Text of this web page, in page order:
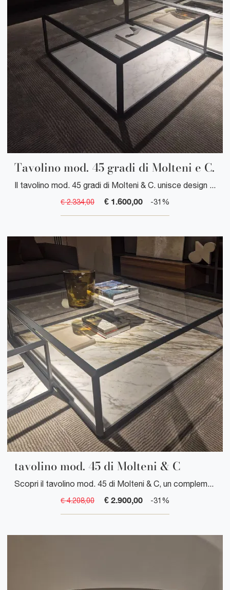
Tavolino mod. 45 gradi di Molteni e C.
Il tavolino mod. 45 gradi di Molteni & C. unisce design iconico e funzionalità moderna, perfetto per arredare spazi contemporanei con eleganza e ...
€ 2.334,00 € 1.600,00 -31%
tavolino mod. 45 di Molteni & C
Scopri il tavolino mod. 45 di Molteni & C, un complemento d'arredo di design italiano che unisce eleganza minimalista e funzionalità per arredare i ...
€ 4.208,00 € 2.900,00 -31%